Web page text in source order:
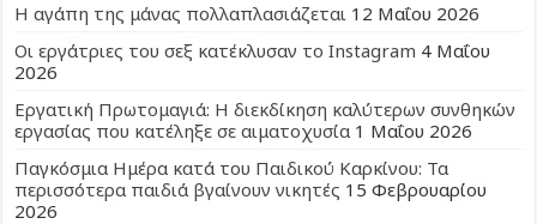
Η αγάπη της μάνας πολλαπλασιάζεται 12 Μαΐου 2026
Οι εργάτριες του σεξ κατέκλυσαν το Instagram 4 Μαΐου
2026
Εργατική Πρωτομαγιά: Η διεκδίκηση καλύτερων συνθηκών
εργασίας που κατέληξε σε αιματοχυσία 1 Μαΐου 2026
Παγκόσμια Ημέρα κατά του Παιδικού Καρκίνου: Τα
περισσότερα παιδιά βγαίνουν νικητές 15 Φεβρουαρίου
2026